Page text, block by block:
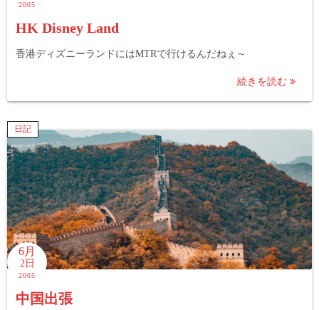
2005
HK Disney Land
香港ディズニーランドにはMTRで行けるんだねぇ～
続きを読む
日記
6月
2日
2005
中国出張